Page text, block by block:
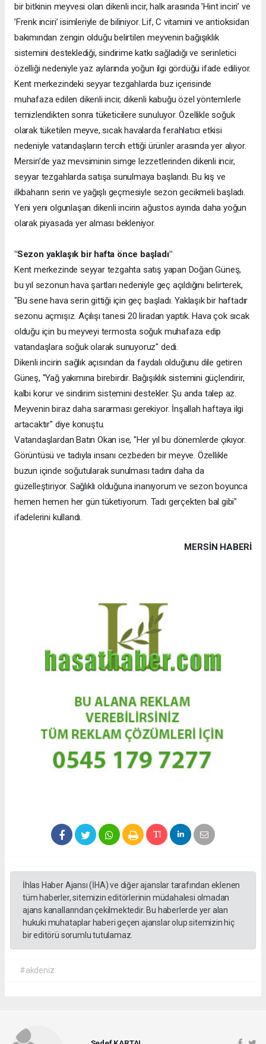
bir bitkinin meyvesi olan dikenli incir, halk arasında ’Hint inciri’ ve
’Frenk inciri’ isimleriyle de biliniyor. Lif, C vitamini ve antioksidan
bakımından zengin olduğu belirtilen meyvenin bağışıklık
sistemini desteklediği, sindirime katkı sağladığı ve serinletici
özelliği nedeniyle yaz aylarında yoğun ilgi gördüğü ifade ediliyor.
Kent merkezindeki seyyar tezgahlarda buz içerisinde
muhafaza edilen dikenli incir, dikenli kabuğu özel yöntemlerle
temizlendikten sonra tüketicilere sunuluyor. Özellikle soğuk
olarak tüketilen meyve, sıcak havalarda ferahlatıcı etkisi
nedeniyle vatandaşların tercih ettiği ürünler arasında yer alıyor.
Mersin’de yaz mevsiminin simge lezzetlerinden dikenli incir,
seyyar tezgahlarda satışa sunulmaya başlandı. Bu kış ve
ilkbaharın serin ve yağışlı geçmesiyle sezon gecikmeli başladı.
Yeni yeni olgunlaşan dikenli incirin ağustos ayında daha yoğun
olarak piyasada yer alması bekleniyor.
"Sezon yaklaşık bir hafta önce başladı"
Kent merkezinde seyyar tezgahta satış yapan Doğan Güneş,
bu yıl sezonun hava şartları nedeniyle geç açıldığını belirterek,
"Bu sene hava serin gittiği için geç başladı. Yaklaşık bir haftadır
sezonu açmışız. Açılışı tanesi 20 liradan yaptık. Hava çok sıcak
olduğu için bu meyveyi termosta soğuk muhafaza edip
vatandaşlara soğuk olarak sunuyoruz" dedi.
Dikenli incirin sağlık açısından da faydalı olduğunu dile getiren
Güneş, "Yağ yakımına birebirdir. Bağışıklık sistemini güçlendirir,
kalbi korur ve sindirim sistemini destekler. Şu anda talep az.
Meyvenin biraz daha sararması gerekiyor. İnşallah haftaya ilgi
artacaktır" diye konuştu.
Vatandaşlardan Batın Okan ise, "Her yıl bu dönemlerde çıkıyor.
Görüntüsü ve tadıyla insanı cezbeden bir meyve. Özellikle
buzun içinde soğutularak sunulması tadını daha da
güzelleştiriyor. Sağlıklı olduğuna inanıyorum ve sezon boyunca
hemen hemen her gün tüketiyorum. Tadı gerçekten bal gibi"
ifadelerini kullandı.
MERSIN HABERİ
İhlas Haber Ajansı (İHA) ve diğer ajanslar tarafından eklenen
tüm haberler, sitemizin editörlerinin müdahalesi olmadan
ajans kanallarından çekilmektedir. Bu haberlerde yer alan
hukuki muhataplar haberi geçen ajanslar olup sitemizin hiç
bir editörü sorumlu tutulamaz.
#akdeniz